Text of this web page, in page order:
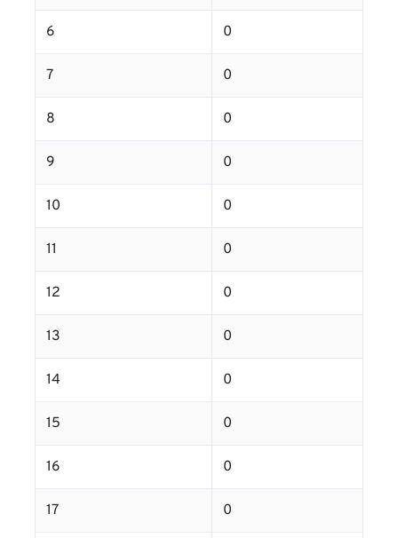
6 0
7 0
8 0
9 0
10 0
11 0
12 0
13 0
14 0
15 0
16 0
17 0